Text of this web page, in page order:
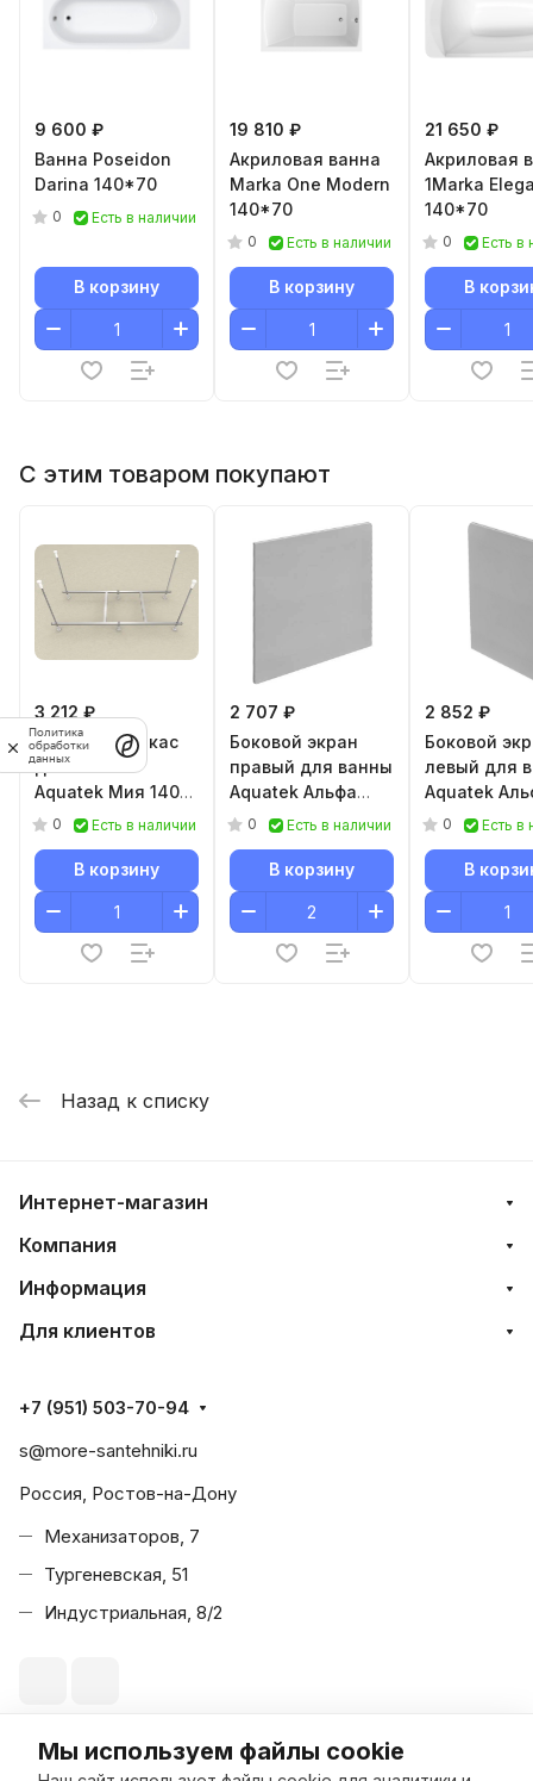
Мы используем файлы cookie
9 600 ₽
Ванна Poseidon
Darina 140*70
0 Есть в наличии
В корзину
19 810 ₽
Акриловая ванна
Marka One Modern
140*70
0 Есть в наличии
В корзину
21 650 ₽
Акриловая
1Marka
140*70
0 Есть в
В
С этим товаром покупают
3 212 ₽
Сборный каркас
для ванны
Aquatek Мия 140
см0 Есть в наличии
В корзину
2 707 ₽
Боковой экран
правый для ванны
Aquatek Альфа
140, 150, 170
0 Есть в наличии
В корзину
2 852 ₽
Боковой
левый для
Aquatek
140, 150, 170
0 Есть в
В
Назад к списку
Интернет-магазин
Компания
Информация
Для клиентов
+7 (951) 503-70-94
s@more-santehniki.ru
Россия, Ростов-на-Дону
Механизаторов, 7
Тургеневская, 51
Индустриальная, 8/2
© 2026 Море Сантехники
Политика
обработки
данных